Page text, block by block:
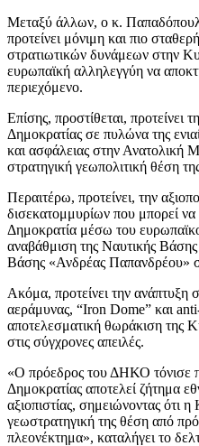
Μεταξύ άλλων, ο κ.
προτείνει μόνιμη και πιο
στρατιωτικών δυνάμεων στην
ευρωπαϊκή αλληλεγγύη να
περιεχόμενο.
Επίσης, προστίθεται, προτείνει
Δημοκρατίας σε πυλώνα της
και ασφάλειας στην Ανατολική
στρατηγική γεωπολιτική θέση
Περαιτέρω, προτείνει, την
δισεκατομμυρίων που μπορεί
Δημοκρατία μέσω του
αναβάθμιση της Ναυτικής
Βάσης «Ανδρέας Παπανδρέου»
Ακόμα, προτείνει την
αεράμυνας, “Iron Dome” και
αποτελεσματική θωράκιση της
στις σύγχρονες απειλές.
«Ο πρόεδρος του ΔΗΚΟ τόνισε
Δημοκρατίας αποτελεί ζήτημα
αξιοπιστίας, σημειώνοντας ότι
γεωστρατηγική της θέση από
πλεονέκτημα», καταλήγει το